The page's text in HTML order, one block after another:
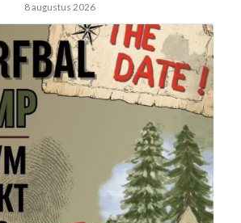
8 augustus 2026